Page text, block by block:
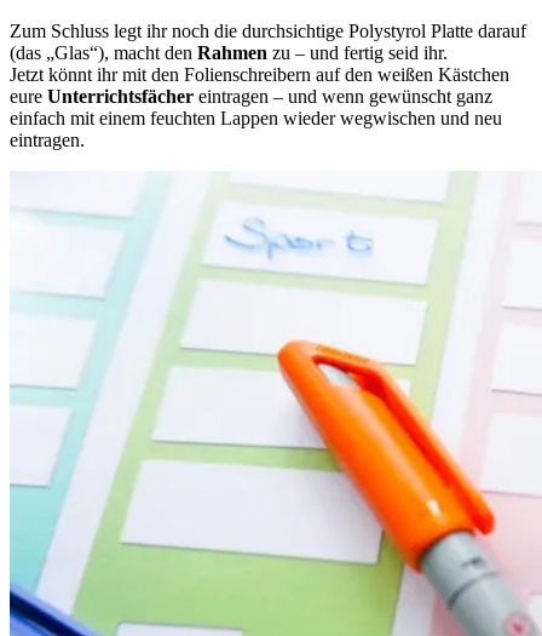
Zum Schluss legt ihr noch die durchsichtige Polystyrol Platte darauf
(das „Glas“), macht den Rahmen zu – und fertig seid ihr.
Jetzt könnt ihr mit den Folienschreibern auf den weißen Kästchen
eure Unterrichtsfächer eintragen – und wenn gewünscht ganz
einfach mit einem feuchten Lappen wieder wegwischen und neu
eintragen.